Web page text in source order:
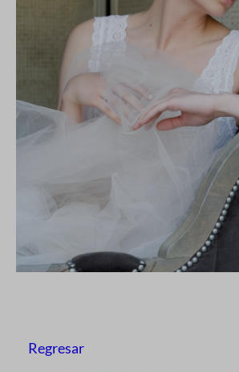
Regresar